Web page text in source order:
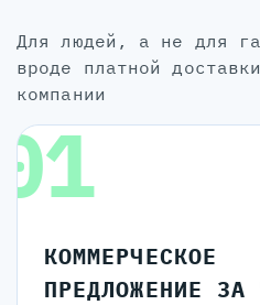
для людей, а не для галочки: без мелочей
вроде платной
компании
КОММЕРЧЕСКОЕ
ПРЕДЛОЖЕНИЕ ЗА